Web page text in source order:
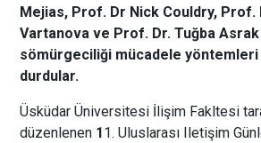
Mejias, Prof. Dr Nick Couldry, Prof.
Vartanova ve Prof. Dr. Tuğba
sömürgeciliği mücadele
durdular.
Üsküdar Üniversitesi İlişim Fakltesi
düzenlenen 11. Uluslarası Iletişim